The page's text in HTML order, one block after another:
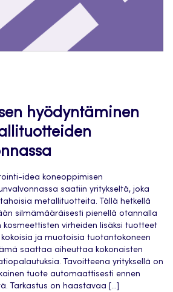
hyödyntäminen
idea koneoppimisen
saatiin yritykseltä, joka
metallituotteita. Tällä hetkellä
silmämääräisesti pienellä otannalla
kosmeettisten virheiden lisäksi tuotteet
ja muotoisia tuotantokoneen
saattaa aiheuttaa kokonaisten
Tavoitteena yrityksellä on
tuote automaattisesti ennen
Tarkastus on haastavaa […]